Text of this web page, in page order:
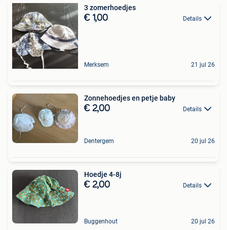
3 zomerhoedjes
€ 1,00 Details
Merksem 21 jul 26
Zonnehoedjes en petje baby
€ 2,00 Details
Dentergem 20 jul 26
Hoedje 4-8j
€ 2,00 Details
Buggenhout 20 jul 26